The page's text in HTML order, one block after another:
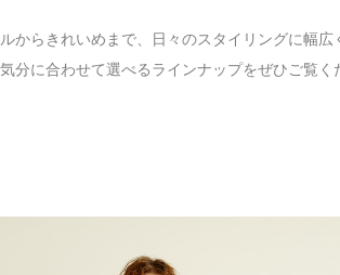
からきれいめまで、日々のスタイリングに幅広
分に合わせて選べるラインナップをぜひご覧く